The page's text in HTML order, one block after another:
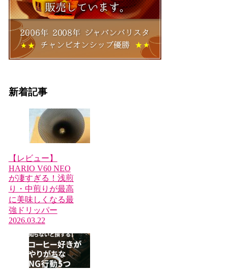
新着記事
【レビュー】
HARIO V60 NEO
が凄すぎる！浅煎
り・中煎りが最高
に美味しくなる最
強ドリッパー
2026.03.22